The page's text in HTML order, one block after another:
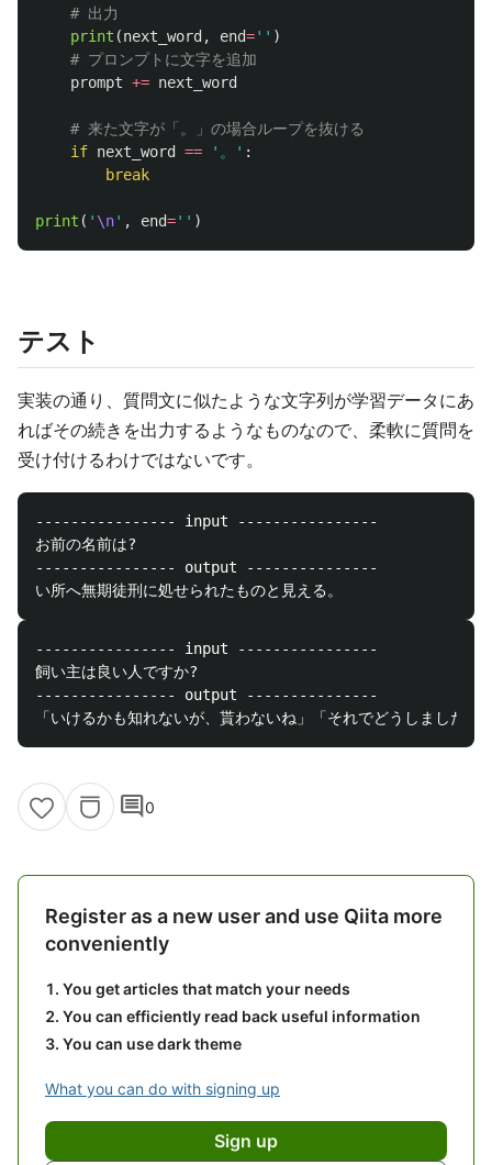
print (next_word , end='' )
prompt += next_word
if next_word == ' 。 ' :
break
print ( ' \n' , end='' )
テスト
実装の通り、質問文に似たような文字列が学習データにあ
ればその続きを出力するようなものなので、柔軟に質問を
受け付けるわけではないです。
---------------- input ----------------
お前の名前は?
---------------- output ---------------
---------------- input ----------------
飼い主は良い人ですか?
---------------- output ---------------
comment0
Register as a new user and use Qiita more
conveniently
You get articles that match your needs
You can efficiently read back useful information
You can use dark theme
What you can do with signing up
Sign up